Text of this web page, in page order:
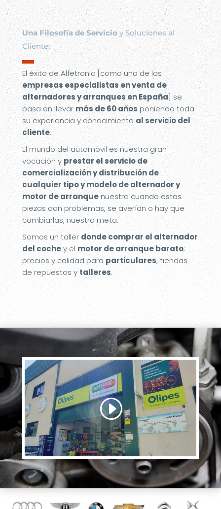
Una Filosofía de Servicioy Soluciones al
Cliente;
▬
El éxito de Alfetronic [como una de las
empresas especialistas en venta de
alternadores y arranques en España] se
basa en llevarmás de 60 añosponiendo toda
su experiencia y conocimiento al servicio del
cliente.
El mundo del automóvil es nuestra gran
vocación y prestar el servicio de
comercialización y distribución de
cualquier tipo y modelo de alternador y
motor de arranquenuestra cuando estas
piezas dan problemas, se averían o hay que
cambiarlas, nuestra meta.
Somos un taller donde comprar el alternador
del cochey el motor de arranque barato;
precios y calidad para particulares, tiendas
de repuestos y talleres.